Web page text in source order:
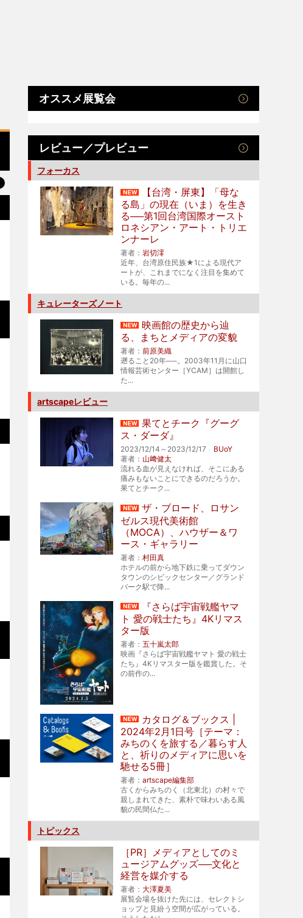
オススメ展覧会
レビュー／プレビュー
フォーカス
【台湾・屏東】「母な
る島」の現在（いま）を生き
る──第1回台湾国際オースト
ロネシアン・アート・トリエ
ンナーレ
著者： 岩切澪
近年、台湾原住民族★1による現代ア
ートが、これまでになく注目を集めて
いる。毎年の...
キュレーターズノート
映画館の歴史から辿
る、まちとメディアの変貌
著者： 前原美織
遡ること20年──。2003年11月に山口
情報芸術センター［YCAM］は開館し
た...
artscapeレビュー
果てとチーク『グーグ
ス・ダーダ』
2023/12/14～2023/12/17 BUoY
著者： 山﨑健太
流れる血が見えなければ、そこにある
痛みもないことにできるのだろうか。
果てとチーク...
ザ・ブロード、ロサン
ゼルス現代美術館
（MOCA）、ハウザー＆ワ
ース・ギャラリー
著者： 村田真
ホテルの前から地下鉄に乗ってダウン
タウンのシビックセンター／グランド
パーク駅で降...
『さらば宇宙戦艦ヤマ
ト 愛の戦士たち』4Kリマス
ター版
著者： 五十嵐太郎
映画『さらば宇宙戦艦ヤマト 愛の戦士
たち』4Kリマスター版を鑑賞した。そ
の前作の...
カタログ＆ブックス |
2024年2月1日号［テーマ：
みちのくを旅する／暮らす人
と、祈りのメディアに思いを
馳せる5冊］
著者： artscape編集部
古くからみちのく（北東北）の村々で
親しまれてきた、素朴で味わいある風
貌の民間仏た...
トピックス
［PR］メディアとしてのミ
ュージアムグッズ──文化と
経営を媒介する
著者： 大澤夏美
展覧会場を抜けた先には、セレクトシ
ョップと見紛う空間が広がっている。